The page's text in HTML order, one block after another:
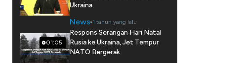
Ukraina
News 1 tahun yang lalu
01:05
Respons Serangan Hari Natal
Rusia ke Ukraina, Jet Tempur
NATO Bergerak